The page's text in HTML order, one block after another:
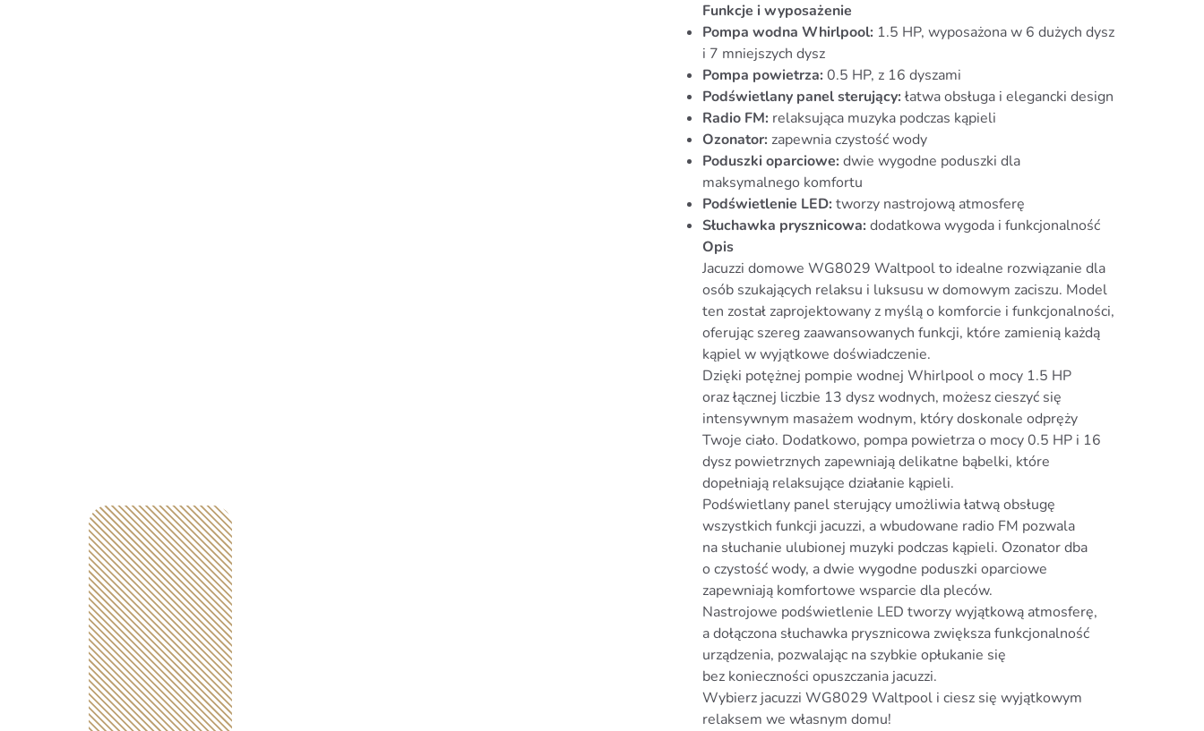
Funkcje i wyposażenie
Pompa wodna Whirlpool: 1.5 HP, wyposażona w 6 dużych dysz
i 7 mniejszych dysz
Pompa powietrza: 0.5 HP, z 16 dyszami
Podświetlany panel sterujący:łatwa obsługa i elegancki design
Radio FM: relaksująca muzyka podczas kąpieli
Ozonator: zapewnia czystość wody
Poduszki oparciowe: dwie wygodne poduszki dla
maksymalnego komfortu
Podświetlenie LED: tworzy nastrojową atmosferę
Słuchawka prysznicowa: dodatkowa wygoda i funkcjonalność
Opis
Jacuzzi domowe WG8029 Waltpool to idealne rozwiązanie dla
osób szukających relaksu i luksusu w domowym zaciszu. Model
ten został zaprojektowany z myślą o komforcie i funkcjonalności,
oferując szereg zaawansowanych funkcji, które zamienią każdą
kąpiel w wyjątkowe doświadczenie.
Dzięki potężnej pompie wodnej Whirlpool o mocy 1.5 HP
oraz łącznej liczbie 13 dysz wodnych, możesz cieszyć się
intensywnym masażem wodnym, który doskonale odpręży
Twoje ciało. Dodatkowo, pompa powietrza o mocy 0.5 HP i 16
dysz powietrznych zapewniają delikatne bąbelki, które
dopełniają relaksujące działanie kąpieli.
Podświetlany panel sterujący umożliwia łatwą obsługę
wszystkich funkcji jacuzzi, a wbudowane radio FM pozwala
na słuchanie ulubionej muzyki podczas kąpieli. Ozonator dba
o czystość wody, a dwie wygodne poduszki oparciowe
zapewniają komfortowe wsparcie dla pleców.
Nastrojowe podświetlenie LED tworzy wyjątkową atmosferę,
a dołączona słuchawka prysznicowa zwiększa funkcjonalność
urządzenia, pozwalając na szybkie opłukanie się
bez konieczności opuszczania jacuzzi.
Wybierz jacuzzi WG8029 Waltpool i ciesz się wyjątkowym
relaksem we własnym domu!